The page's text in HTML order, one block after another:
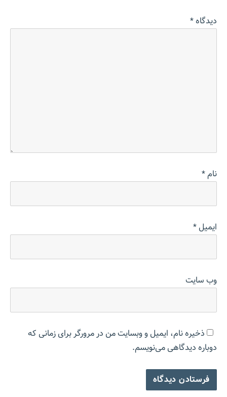
دیدگاه*
نام*
ایمیل*
وب‌ سایت
ذخیره نام، ایمیل و وبسایت من در مرورگر برای زمانی که
دوباره دیدگاهی می‌نویسم.